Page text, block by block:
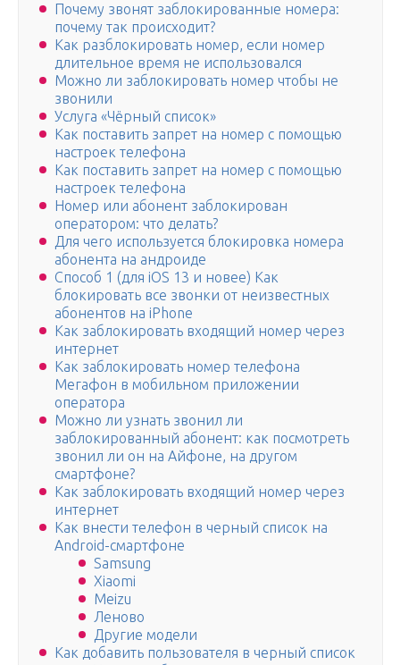
Почему звонят заблокированные номера:
почему так происходит?
Как разблокировать номер, если номер
длительное время не использовался
Можно ли заблокировать номер чтобы не
звонили
Услуга «Чёрный список»
Как поставить запрет на номер с помощью
настроек телефона
Как поставить запрет на номер с помощью
настроек телефона
Номер или абонент заблокирован
оператором: что делать?
Для чего используется блокировка номера
абонента на андроиде
Способ 1 (для iOS 13 и новее) Как
блокировать все звонки от неизвестных
абонентов на iPhone
Как заблокировать входящий номер через
интернет
Как заблокировать номер телефона
Мегафон в мобильном приложении
оператора
Можно ли узнать звонил ли
заблокированный абонент: как посмотреть
звонил ли он на Айфоне, на другом
смартфоне?
Как заблокировать входящий номер через
интернет
Как внести телефон в черный список на
Android-смартфоне
Samsung
Xiaomi
Meizu
Леново
Другие модели
Как добавить пользователя в черный список